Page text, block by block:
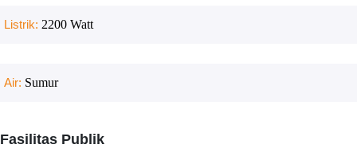
Listrik: 2200 Watt
Air: Sumur
Fasilitas Publik